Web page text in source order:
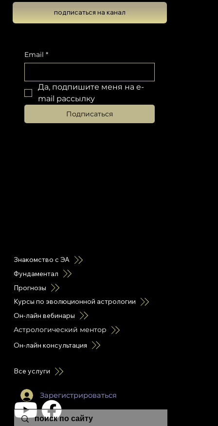
подписаться на канал
Email *
Да, подпишите меня на e-
mail рассылку
Подписаться
Знакомство с ЭА
Фундаментал
Прогнозы
Курсы по эволюционной астрологии
Он-лайн вебинары
Астрологический ментор
Он-лайн консультация
Все услуги
Зарегистрироваться